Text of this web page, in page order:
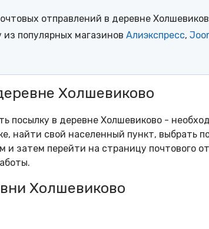
отправлений в деревне
популярных магазинов Алиэкспресс,
Холшевиково
посылку в деревне Холшевиково -
найти свой населенный пункт, выбрать
затем перейти на страницу почтового
Холшевиково